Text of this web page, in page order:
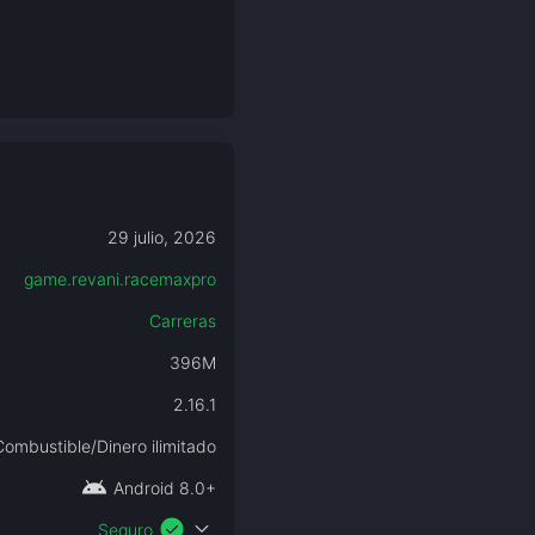
29 julio, 2026
game.revani.racemaxpro
Carreras
396M
2.16.1
Dinero ilimitado
android Android 8.0+
Seguro